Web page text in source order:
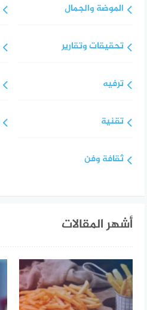
الموضة والجمال
تحقيقات وتقارير
ترفيه
تقنية
ثقافة وفن
أشهر المقالات